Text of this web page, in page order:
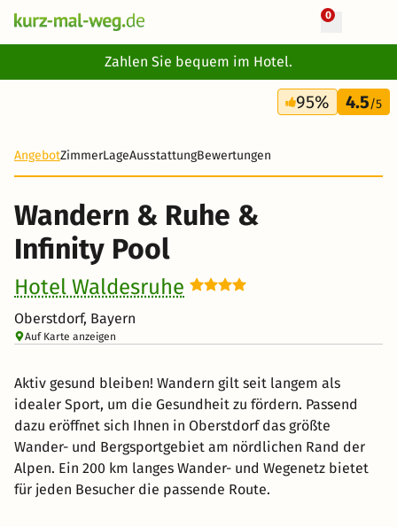
0
Zahlen Sie bequem im Hotel.
4 Tage
302 €
95% 4.5/5
AngebotZimmerLageAusstattungBewertungen
Wandern & Ruhe &
Infinity Pool
Hotel Waldesruhe
Oberstdorf, Bayern
Auf Karte anzeigen
Aktiv gesund bleiben! Wandern gilt seit langem als
idealer Sport, um die Gesundheit zu fördern. Passend
dazu eröffnet sich Ihnen in Oberstdorf das größte
Wander- und Bergsportgebiet am nördlichen Rand der
Alpen. Ein 200 km langes Wander- und Wegenetz bietet
für jeden Besucher die passende Route.